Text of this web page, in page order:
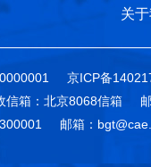
关
京ICP备
信箱：北京8068信箱
邮箱：